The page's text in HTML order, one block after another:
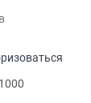
1000